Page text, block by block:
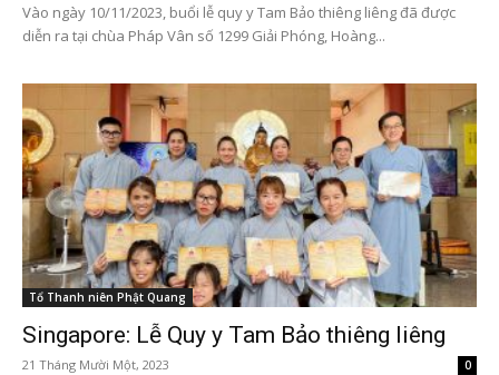
Vào ngày 10/11/2023, buổi lễ quy y Tam Bảo thiêng liêng đã được
diễn ra tại chùa Pháp Vân số 1299 Giải Phóng, Hoàng...
Tổ Thanh niên Phật Quang
Singapore: Lễ Quy y Tam Bảo thiêng liêng
21 Tháng Mười Một, 2023 0